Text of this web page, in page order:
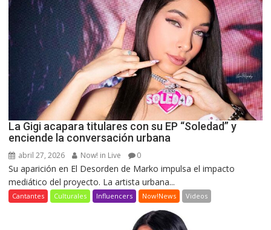
La Gigi acapara titulares con su EP “Soledad” y
enciende la conversación urbana
abril 27, 2026 Now! in Live 0
Su aparición en El Desorden de Marko impulsa el impacto
mediático del proyecto. La artista urbana...
Cantantes Culturales Influencers Now!News Videos